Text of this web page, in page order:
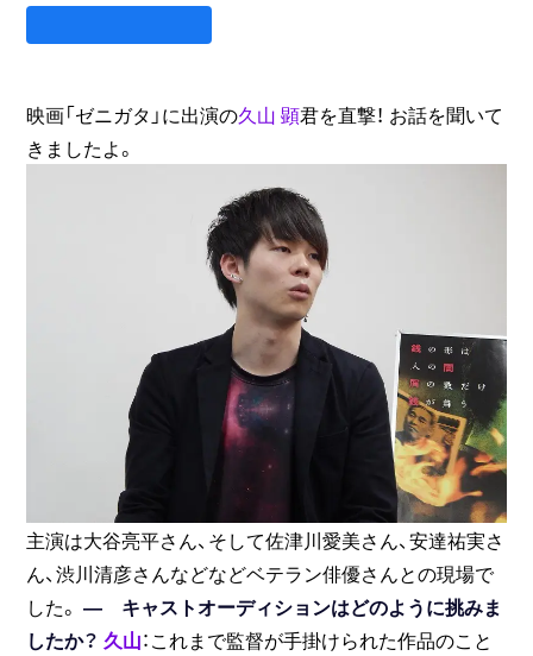
映画「ゼニガタ」に出演の久山 顕君を直撃！ お話を聞いて
きましたよ。
主演は大谷亮平さん、そして佐津川愛美さん、安達祐実さ
ん、渋川清彦さんなどなどベテラン俳優さんとの現場で
した。― キャストオーディションはどのように挑みま
したか？ 久山：これまで監督が手掛けられた作品のこと